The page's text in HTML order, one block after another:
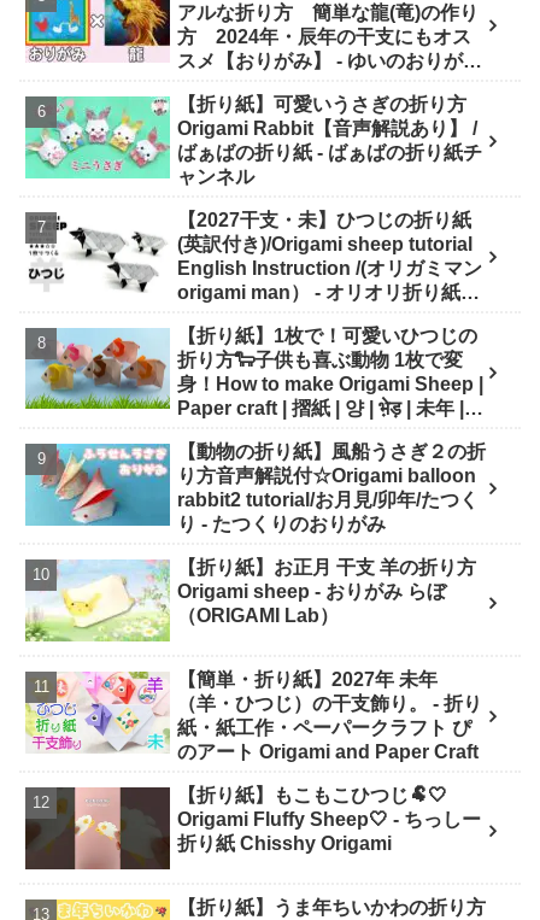
アルな折り方 簡単な龍(竜)の作り
方 2024年・辰年の干支にもオス
スメ【おりがみ】 - ゆいのおりがみ
【折り紙】可愛いうさぎの折り方
Origami Rabbit【音声解説あり】 /
ばぁばの折り紙 - ばぁばの折り紙チ
ャンネル
【2027干支・未】ひつじの折り紙
(英訳付き)/Origami sheep tutorial
English Instruction /(オリガミマン
origami man） - オリオリ折り紙マ
房あらき)
【折り紙】1枚で！可愛いひつじの
折り方🐑子供も喜ぶ動物 1枚で変
身！How to make Origami Sheep |
Paper craft | 摺紙 | 양 | भे़ड़ | 未年 |
【動物の折り紙】風船うさぎ２の折
り方音声解説付☆Origami balloon
rabbit2 tutorial/お月見/卯年/たつく
り - たつくりのおりがみ
【折り紙】お正月 干支 羊の折り方
Origami sheep - おりがみ らぼ
（ORIGAMI Lab）
【簡単・折り紙】2027年 未年
（羊・ひつじ）の干支飾り。 - 折り
紙・紙工作・ペーパークラフト ぴ
のアート Origami and Paper Craft
【折り紙】もこもこひつじ🐏🤍
Origami Fluffy Sheep🤍 - ちっしー
折り紙 Chisshy Origami
【折り紙】うま年ちいかわの折り方